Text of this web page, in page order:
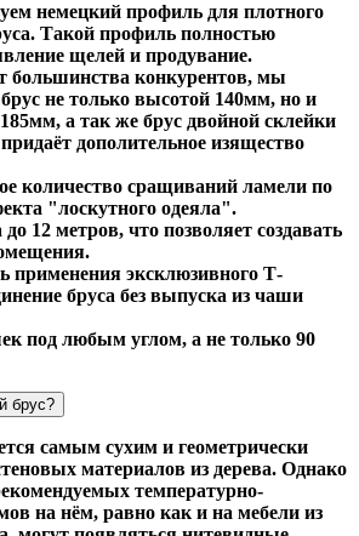
немецкий профиль для плотного
Такой профиль полностью
щелей и продувание.
большинства конкурентов, мы
не только высотой 140мм, но и
а так же брус двойной склейки
дополительное изящество
количество сращиваний ламели по
"лоскутного одеяла".
12 метров, что позволяет создавать
применения эксклюзивного Т-
бруса без выпуска из чаши
под любым углом, а не только 90
брус?
самым сухим и геометрически
материалов из дерева. Однако
температурно-
на нём, равно как и на мебели из